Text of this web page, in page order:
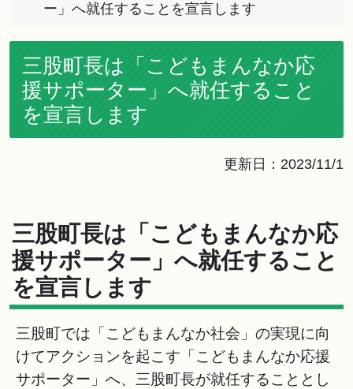
ー」へ就任することを宣言します
三股町長は「こどもまんなか応
援サポーター」へ就任すること
を宣言します
更新日：2023/11/1
三股町長は「こどもまんなか応
援サポーター」へ就任すること
を宣言します
三股町では「こどもまんなか社会」の実現に向
けてアクションを起こす「こどもまんなか応援
サポーター」へ、三股町長が就任することとし